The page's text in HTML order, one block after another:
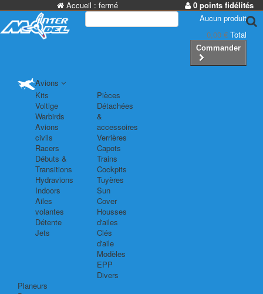
Accueil : fermé
0 points fidélités
Aucun produit
0,00 € Total
Commander
Avions
Kits
Voltige
Warbirds
Avions
civils
Racers
Débuts &
Transitions
Hydravions
Indoors
Ailes
volantes
Détente
Jets
Pièces
Détachées
&
accessoires
Verrières
Capots
Trains
Cockpits
Tuyères
Sun
Cover
Housses
d'ailes
Clés
d'aile
Modèles
EPP
Divers
Planeurs